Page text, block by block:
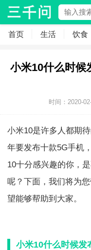
首页 生活 饮食
小米10什么时候
时间：2020-
小米10是许多人都期
年要发布十款5G手机
10十分感兴趣的你，
呢？下面，我们将为
望能够帮助到大家。
小米10什么时候发